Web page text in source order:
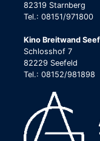
82319 Starnberg
Tel.: 08151/971800
Kino Breitwand
Schlosshof 7
82229 Seefeld
Tel.: 08152/981898